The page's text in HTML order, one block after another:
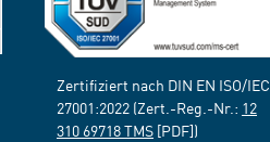
Zertifiziert nach DIN EN ISO/IEC
27001:2022 (Zert.-Reg.-Nr.: 12
310 69718 TMS [PDF])